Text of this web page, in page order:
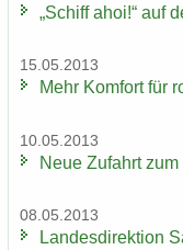
„Schiff ahoi!“ auf
15.05.2013
Mehr Kom­fort für
10.05.2013
Neue Zu­fahrt
08.05.2013
Lan­des­di­rek­ti­on